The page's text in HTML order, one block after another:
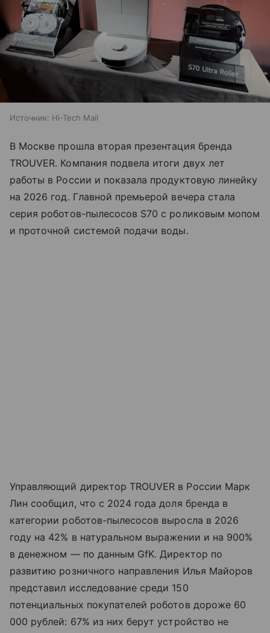
Источник: Hi-Tech Mail
В Москве прошла вторая презентация бренда
TROUVER. Компания подвела итоги двух лет
работы в России и показала продуктовую линейку
на 2026 год. Главной премьерой вечера стала
серия роботов-пылесосов S70 с роликовым мопом
и проточной системой подачи воды.
Управляющий директор TROUVER в России Марк
Лин сообщил, что с 2024 года доля бренда в
категории роботов-пылесосов выросла в 2026
году на 42% в натуральном выражении и на 900%
в денежном — по данным GfK. Директор по
развитию розничного направления Илья Майоров
представил исследование среди 150
потенциальных покупателей роботов дороже 60
000 рублей: 67% из них берут устройство не